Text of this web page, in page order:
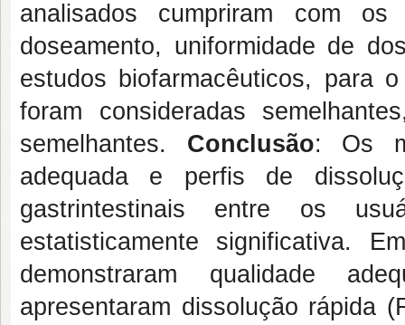
analisados cumpriram com
doseamento, uniformidade de
estudos biofarmacêuticos, para
foram consideradas
semelhantes. Conclusão: Os
adequada e perfis de
gastrintestinais entre os
estatisticamente significativa.
demonstraram qualidade
apresentaram dissolução rápida